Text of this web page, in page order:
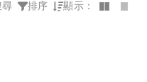
尋
排序 顯示：